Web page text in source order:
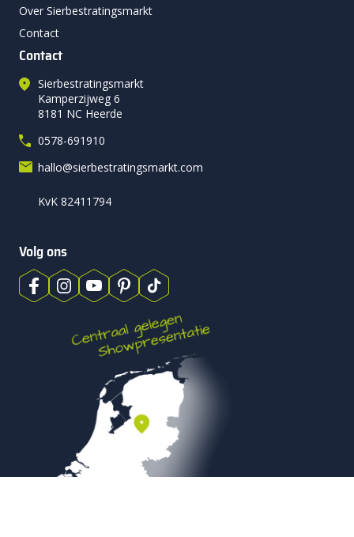
Over Sierbestratingsmarkt
Contact
Contact
Sierbestratingsmarkt
Kamperzijweg 6
8181 NC Heerde
0578-691910
hallo@sierbestratingsmarkt.com
KvK 82411794
Volg ons